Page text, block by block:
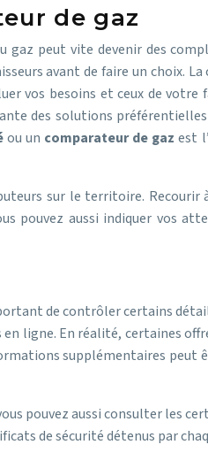
de gaz
gaz peut vite devenir des
avant de faire un choix. La
vos besoins et ceux de votre
des solutions
ou un comparateur de gaz est
sur le territoire.
pouvez aussi indiquer vos
de contrôler certains
ligne. En réalité, certaines
supplémentaires peut
pouvez aussi consulter les
de sécurité détenus par